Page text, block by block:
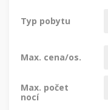
Typ pobytu
Max. cena/os.
Max. počet
nocí